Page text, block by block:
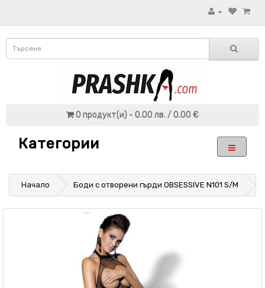
0 продукт(и) - 0.00 лв. / 0.00 €
Категории
Начало Боди с отворени гърди OBSESSIVE N101 S/M